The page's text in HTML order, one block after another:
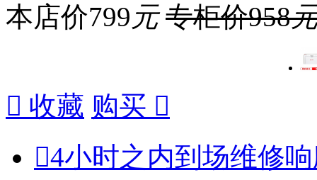
本店价799 元 专柜价958
 收藏 购买 
4小时之内到场维修